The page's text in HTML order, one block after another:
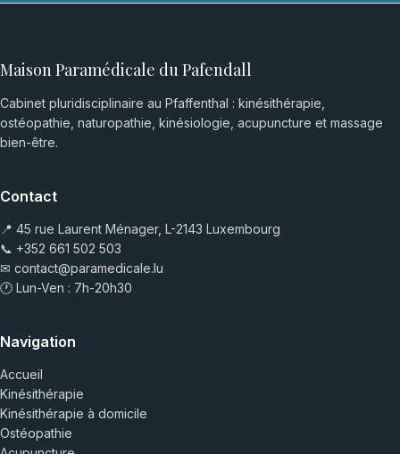
Maison Paramédicale du Pafendall
Cabinet pluridisciplinaire au Pfaffenthal : kinésithérapie,
ostéopathie, naturopathie, kinésiologie, acupuncture et massage
bien-être.
Contact
📍 45 rue Laurent Ménager, L-2143 Luxembourg
📞 +352 661 502 503
✉ contact@paramedicale.lu
🕐 Lun-Ven : 7h-20h30
Navigation
Accueil
Kinésithérapie
Kinésithérapie à domicile
Ostéopathie